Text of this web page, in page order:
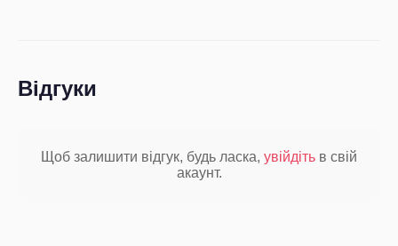
Відгуки
Щоб залишити відгук, будь ласка, увійдіть в свій
акаунт.